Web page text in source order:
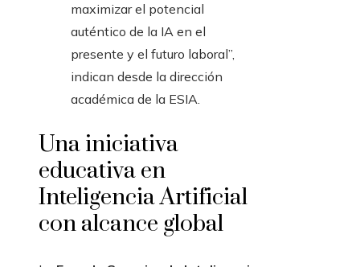
maximizar el potencial
auténtico de la IA en el
presente y el futuro laboral”,
indican desde la dirección
académica de la ESIA.
Una iniciativa
educativa en
Inteligencia Artificial
con alcance global